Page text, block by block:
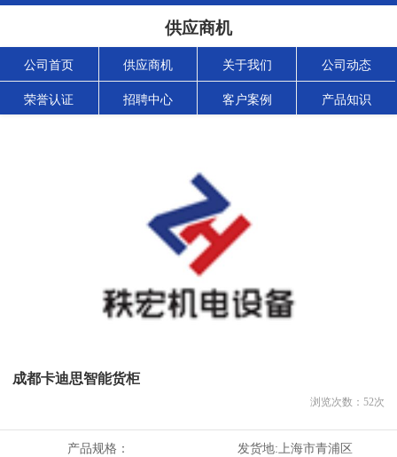
供应商机
公司首页 供应商机 关于我们 公司动态
荣誉认证 招聘中心 客户案例 产品知识
成都卡迪思智能货柜
浏览次数： 52次
产品规格： 发货地: 上海市青浦区